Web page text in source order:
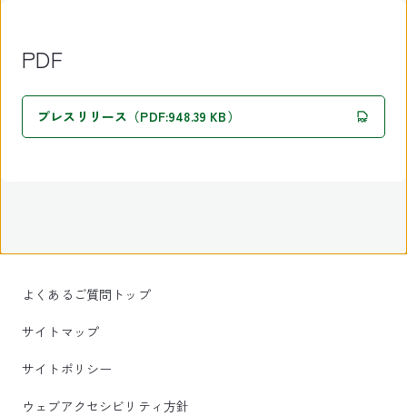
PDF
プレスリリース（PDF:948.39 KB）
よくあるご質問トップ
サイトマップ
サイトポリシー
ウェブアクセシビリティ方針